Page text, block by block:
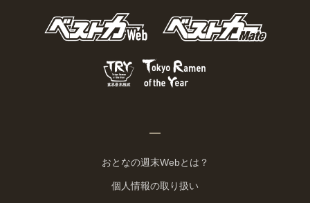
おとなの週末Webとは？
個人情報の取り扱い